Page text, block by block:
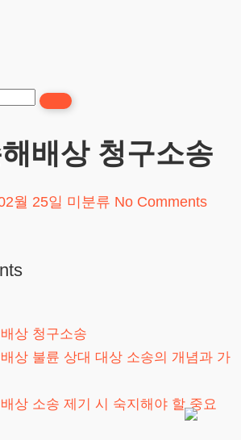
배상 청구소송
월 25일 미분류 No Comments
상 청구소송
상 불륜 상대 대상 소송의 개념과 가
상 소송 제기 시 숙지해야 할 중요